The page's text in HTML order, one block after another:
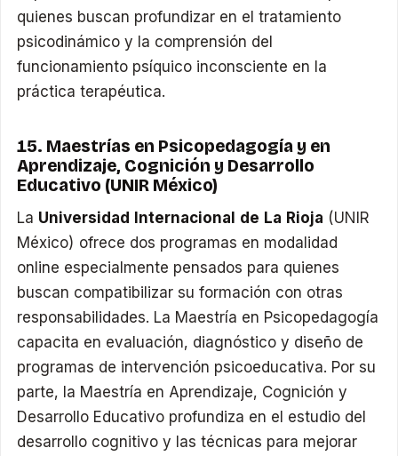
quienes buscan profundizar en el tratamiento
psicodinámico y la comprensión del
funcionamiento psíquico inconsciente en la
práctica terapéutica.
15. Maestrías en Psicopedagogía y en
Aprendizaje, Cognición y Desarrollo
Educativo (UNIR México)
La Universidad Internacional de La Rioja (UNIR
México) ofrece dos programas en modalidad
online especialmente pensados para quienes
buscan compatibilizar su formación con otras
responsabilidades. La Maestría en Psicopedagogía
capacita en evaluación, diagnóstico y diseño de
programas de intervención psicoeducativa. Por su
parte, la Maestría en Aprendizaje, Cognición y
Desarrollo Educativo profundiza en el estudio del
desarrollo cognitivo y las técnicas para mejorar